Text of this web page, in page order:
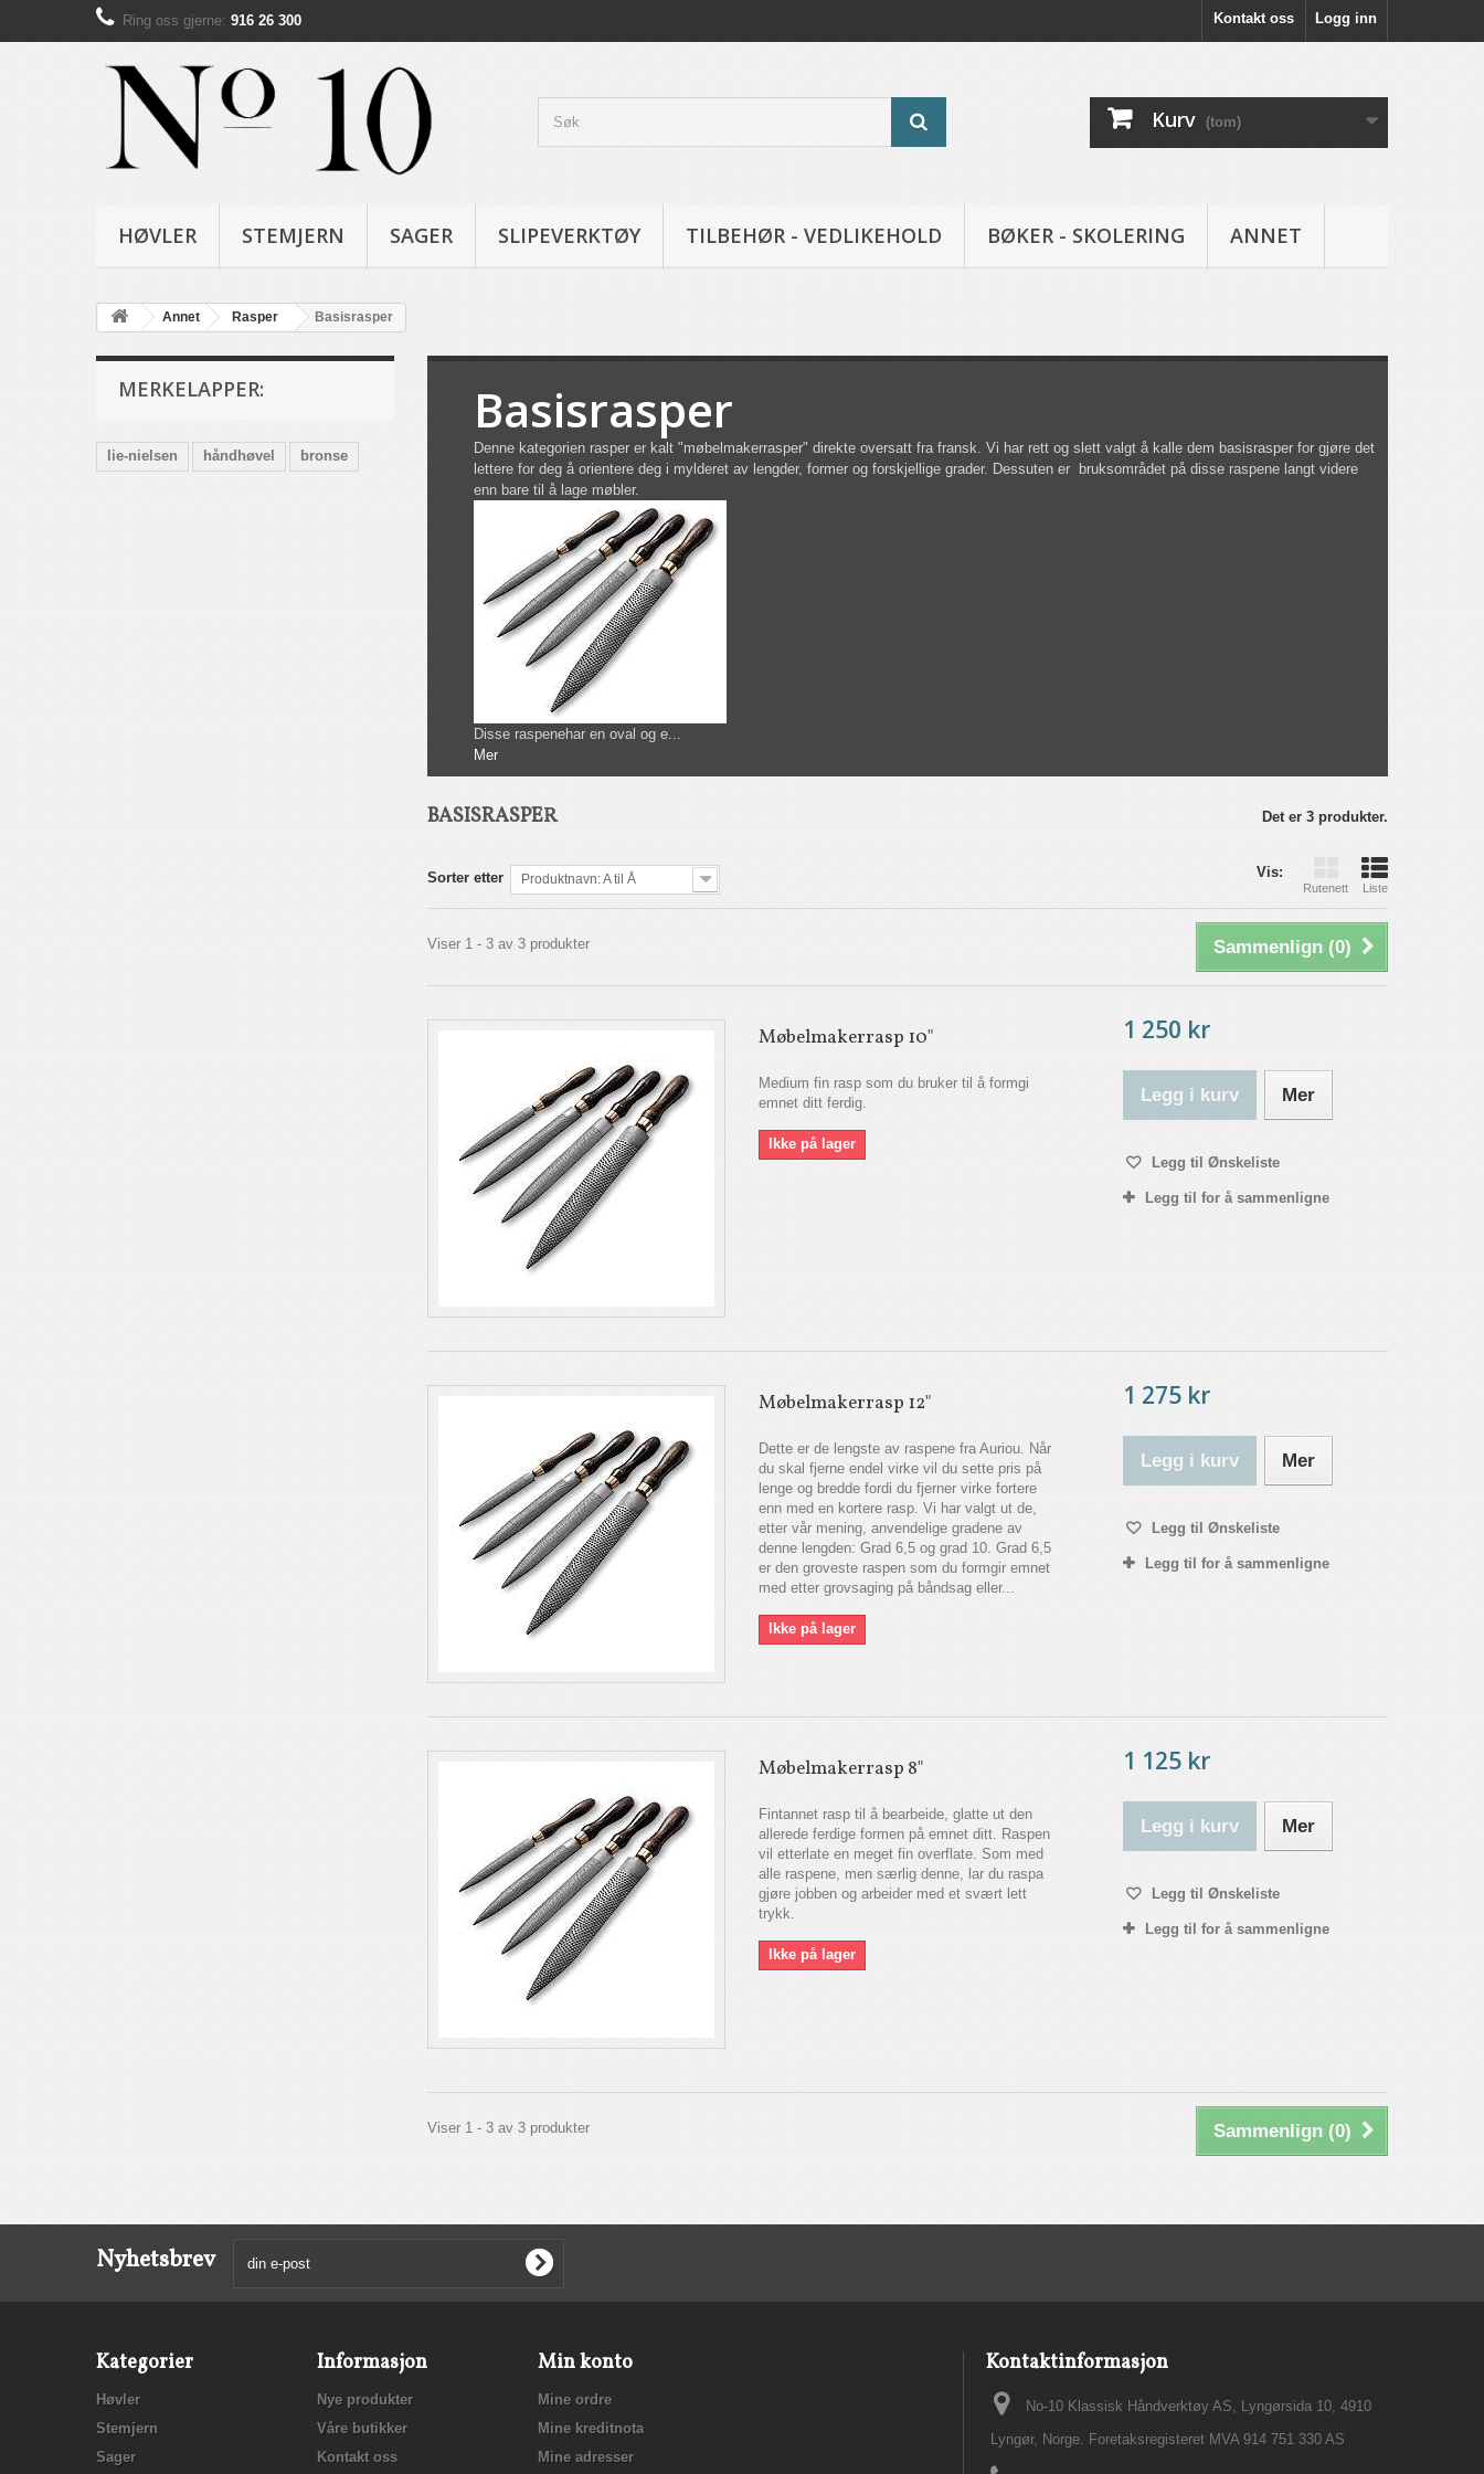
Logg inn
Kontakt oss
Ring oss gjerne: 916 26 300
Kurv (tom)
HØVLER STEMJERN SAGER SLIPEVERKTØY TILBEHØR - VEDLIKEHOLD BØKER - SKOLERING ANNET
Annet Rasper Basisrasper
MERKELAPPER:
lie-nielsen håndhøvel bronse
Basisrasper
Denne kategorien rasper er kalt "møbelmakerrasper" direkte oversatt fra fransk. Vi har rett og slett valgt å kalle dem basisrasper for gjøre det
lettere for deg å orientere deg i mylderet av lengder, former og forskjellige grader. Dessuten er bruksområdet på disse raspene langt videre
enn bare til å lage møbler.
Disse raspenehar en oval og e...
Mer
BASISRASPER Det er 3 produkter.
Vis:
Rutenett Liste
Sorter etter Produktnavn: A til Å
Sammenlign (0)
Viser 1 - 3 av 3 produkter
Møbelmakerrasp 10"
Medium fin rasp som du bruker til å formgi
emnet ditt ferdig.
Ikke på lager
1 250 kr
Legg i kurv Mer
Legg til Ønskeliste
Legg til for å sammenligne
Møbelmakerrasp 12"
Dette er de lengste av raspene fra Auriou. Når
du skal fjerne endel virke vil du sette pris på
lenge og bredde fordi du fjerner virke fortere
enn med en kortere rasp. Vi har valgt ut de,
etter vår mening, anvendelige gradene av
denne lengden: Grad 6,5 og grad 10. Grad 6,5
er den groveste raspen som du formgir emnet
med etter grovsaging på båndsag eller...
Ikke på lager
1 275 kr
Legg i kurv Mer
Legg til Ønskeliste
Legg til for å sammenligne
Møbelmakerrasp 8"
Fintannet rasp til å bearbeide, glatte ut den
allerede ferdige formen på emnet ditt. Raspen
vil etterlate en meget fin overflate. Som med
alle raspene, men særlig denne, lar du raspa
gjøre jobben og arbeider med et svært lett
trykk.
Ikke på lager
1 125 kr
Legg i kurv Mer
Legg til Ønskeliste
Legg til for å sammenligne
Sammenlign (0)
Viser 1 - 3 av 3 produkter
Nyhetsbrev
Kategorier
Høvler
Stemjern
Sager
Informasjon
Nye produkter
Våre butikker
Kontakt oss
Min konto
Mine ordre
Mine kreditnota
Mine adresser
Kontaktinformasjon
No-10 Klassisk Håndverktøy AS, Lyngørsida 10, 4910
Lyngør, Norge. Foretaksregisteret MVA 914 751 330 AS